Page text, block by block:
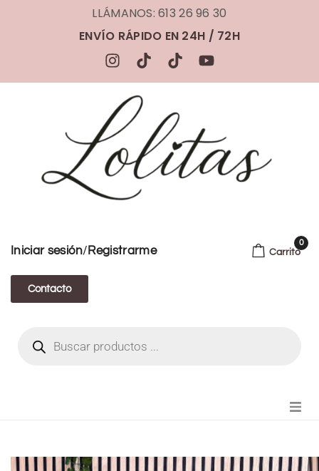
LLÁMANOS: 613 26 96 30
ENVÍO RÁPIDO EN 24H / 72H
Iniciar sesión/ Registrarme
Contacto
Carrito
0